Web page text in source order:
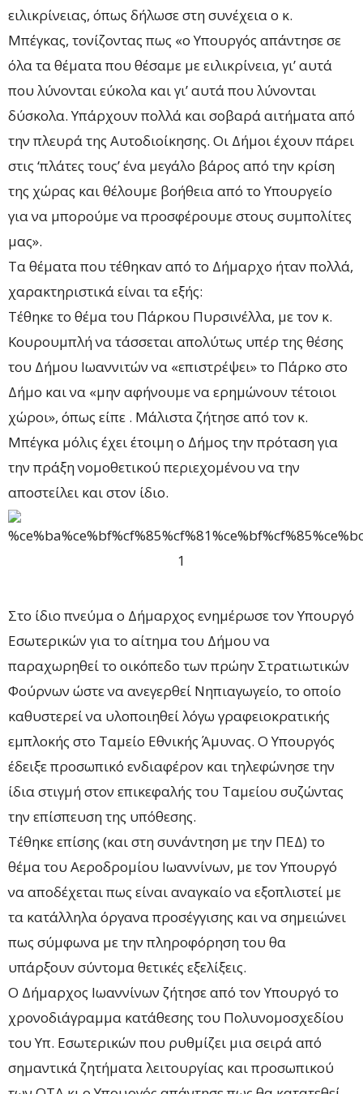
ειλικρίνειας, όπως δήλωσε στη συνέχεια ο κ.
Μπέγκας, τονίζοντας πως «ο Υπουργός απάντησε σε
όλα τα θέματα που θέσαμε με ειλικρίνεια, γι’ αυτά
που λύνονται εύκολα και γι’ αυτά που λύνονται
δύσκολα. Υπάρχουν πολλά και σοβαρά αιτήματα από
την πλευρά της Αυτοδιοίκησης. Οι Δήμοι έχουν πάρει
στις ‘πλάτες τους’ ένα μεγάλο βάρος από την κρίση
της χώρας και θέλουμε βοήθεια από το Υπουργείο
για να μπορούμε να προσφέρουμε στους συμπολίτες
μας».
Τα θέματα που τέθηκαν από το Δήμαρχο ήταν πολλά,
χαρακτηριστικά είναι τα εξής:
Τέθηκε το θέμα του Πάρκου Πυρσινέλλα, με τον κ.
Κουρουμπλή να τάσσεται απολύτως υπέρ της θέσης
του Δήμου Ιωαννιτών να «επιστρέψει» το Πάρκο στο
Δήμο και να «μην αφήνουμε να ερημώνουν τέτοιοι
χώροι», όπως είπε . Μάλιστα ζήτησε από τον κ.
Μπέγκα μόλις έχει έτοιμη ο Δήμος την πρόταση για
την πράξη νομοθετικού περιεχομένου να την
αποστείλει και στον ίδιο.
Στο ίδιο πνεύμα ο Δήμαρχος ενημέρωσε τον Υπουργό
Εσωτερικών για το αίτημα του Δήμου να
παραχωρηθεί το οικόπεδο των πρώην Στρατιωτικών
Φούρνων ώστε να ανεγερθεί Νηπιαγωγείο, το οποίο
καθυστερεί να υλοποιηθεί λόγω γραφειοκρατικής
εμπλοκής στο Ταμείο Εθνικής Άμυνας. Ο Υπουργός
έδειξε προσωπικό ενδιαφέρον και τηλεφώνησε την
ίδια στιγμή στον επικεφαλής του Ταμείου συζώντας
την επίσπευση της υπόθεσης.
Τέθηκε επίσης (και στη συνάντηση με την ΠΕΔ) το
θέμα του Αεροδρομίου Ιωαννίνων, με τον Υπουργό
να αποδέχεται πως είναι αναγκαίο να εξοπλιστεί με
τα κατάλληλα όργανα προσέγγισης και να σημειώνει
πως σύμφωνα με την πληροφόρηση του θα
υπάρξουν σύντομα θετικές εξελίξεις.
Ο Δήμαρχος Ιωαννίνων ζήτησε από τον Υπουργό το
χρονοδιάγραμμα κατάθεσης του Πολυνομοσχεδίου
του Υπ. Εσωτερικών που ρυθμίζει μια σειρά από
σημαντικά ζητήματα λειτουργίας και προσωπικού